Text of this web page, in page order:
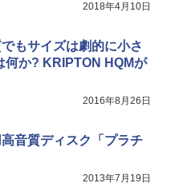
2018年4月10日
でもサイズは劇的に小さ
何か? KRIPTON HQMが
2016年8月26日
音質ディスク「プラチ
2013年7月19日